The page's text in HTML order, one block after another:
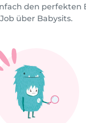
den perfekten
Job über Babysits.